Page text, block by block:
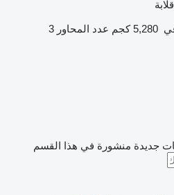
5,280 كجم عدد المحاور 3
جديدة منشورة في هذا القسم